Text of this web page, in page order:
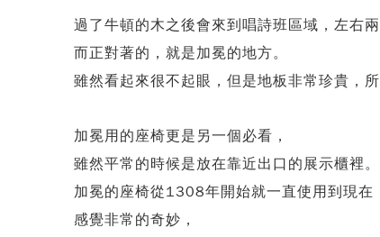
過了牛頓的木之後會來到唱詩班區域，左右
而正對著的，就是加冕的地方。
雖然看起來很不起眼，但是地板非常珍貴，
加冕用的座椅更是另一個必看，
雖然平常的時候是放在靠近出口的展示櫃裡。
加冕的座椅從1308年開始就一直使用到現在
感覺非常的奇妙，